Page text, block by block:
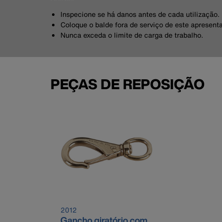
Inspecione se há danos antes de cada utilização.
Coloque o balde fora de serviço de este
Nunca exceda o limite de carga de trabalho.
PEÇAS DE REPOSIÇÃO
2012